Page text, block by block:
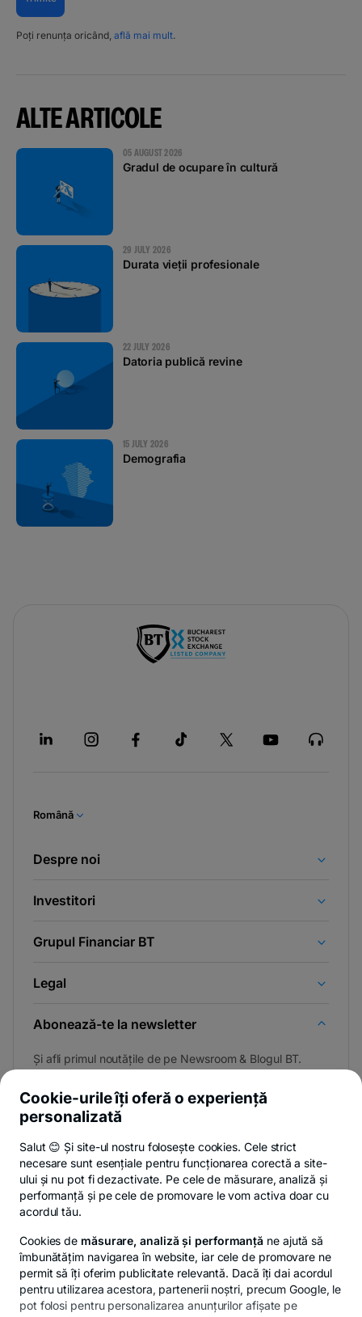
Poți renunța oricând, află mai mult.
ALTE ARTICOLE
05 AUGUST 2026
Gradul de ocupare în cultură
29 JULY 2026
Durata vieții profesionale
22 JULY 2026
Datoria publică revine
15 JULY 2026
Demografia
Română
Despre noi
Investitori
Grupul Financiar BT
Legal
Abonează-te la newsletter
Și afli primul noutățile de pe Newsroom & Blogul BT.
Privacy HubPolitica de confidențialitatePolitica de cookies
© Copyright 2026 Banca Transilvania. Toate drepturile
rezervate.
Cookie-urile îți oferă o experiență
personalizată
Salut 😊 Și site-ul nostru folosește cookies. Cele strict
necesare sunt esențiale pentru funcționarea corectă a site-
ului și nu pot fi dezactivate. Pe cele de măsurare, analiză și
performanță și pe cele de promovare le vom activa doar cu
acordul tău.
Cookies de măsurare, analiză și performanță ne ajută să
îmbunătățim navigarea în website, iar cele de promovare ne
permit să îți oferim publicitate relevantă. Dacă îți dai acordul
pentru utilizarea acestora, partenerii noștri, precum Google, le
pot folosi pentru personalizarea anunțurilor afișate pe